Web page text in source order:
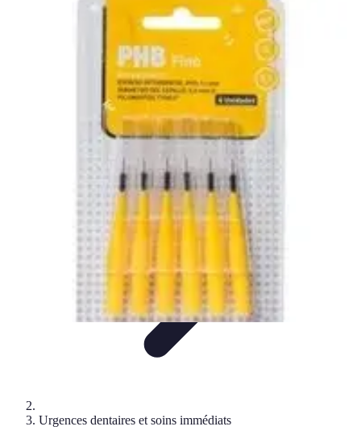
Service Urgence Dentaires
Soins ImmédiatsUrgences
Prothèses et OrthèsesSports et Santé Dentaire
Service Urgence Dentaires
Urgences dentaires et soins immédiats